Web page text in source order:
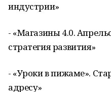
индустрии»
- «Магазины 4.0.
стратегия развития»
- «Уроки в пижаме».
адресу»